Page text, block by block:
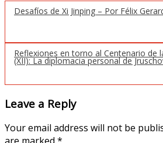
Desafíos de Xi Jinping – Por Félix
Reflexiones en torno al Centenario de
(XII): La diplomacia personal de
Leave a Reply
Your email address will not be